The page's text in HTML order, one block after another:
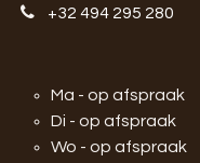
+32 494 295 280
Ma - op afspraak
Di - op afspraak
Wo - op afspraak